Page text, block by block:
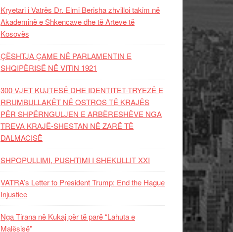
Kryetari i Vatrës Dr. Elmi Berisha zhvilloi takim në
Akademinë e Shkencave dhe të Arteve të
Kosovës
ÇËSHTJA ÇAME NË PARLAMENTIN E
SHQIPËRISË NË VITIN 1921
300 VJET KUJTESË DHE IDENTITET-TRYEZË E
RRUMBULLAKËT NË OSTROS TË KRAJËS
PËR SHPËRNGULJEN E ARBËRESHËVE NGA
TREVA KRAJË-SHESTAN NË ZARË TË
DALMACISË
SHPOPULLIMI, PUSHTIMI I SHEKULLIT XXI
VATRA’s Letter to President Trump: End the Hague
Injustice
Nga Tirana në Kukaj për të parë “Lahuta e
Malësisë”